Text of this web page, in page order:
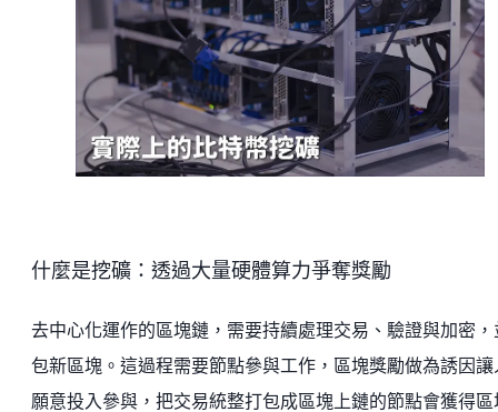
什麼是挖礦：透過大量硬體算力爭奪獎勵
去中心化運作的區塊鏈，需要持續處理交易、驗證與加密，
包新區塊。這過程需要節點參與工作，區塊獎勵做為誘因讓
願意投入參與，把交易統整打包成區塊上鏈的節點會獲得區